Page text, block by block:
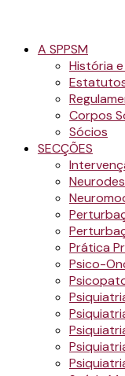
A SPPSM
História
Corpos
Sócios
SECÇÕES
Prática
Psico-